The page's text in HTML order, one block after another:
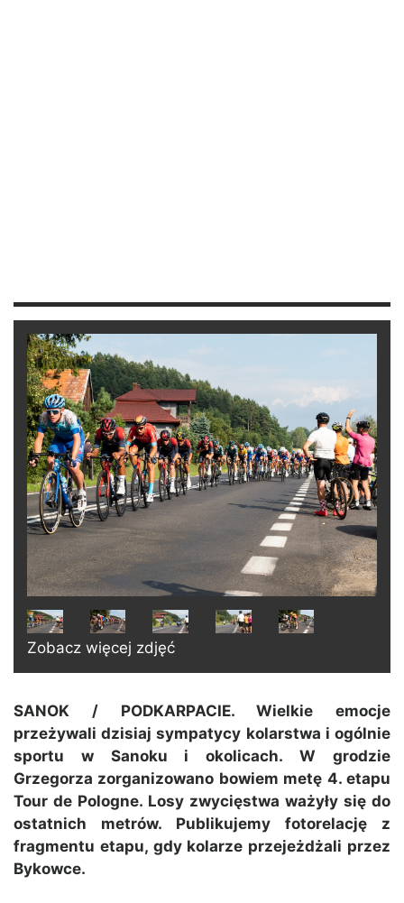
Zobacz więcej zdjęć
SANOK / PODKARPACIE. Wielkie emocje
przeżywali dzisiaj sympatycy kolarstwa i ogólnie
sportu w Sanoku i okolicach. W grodzie
Grzegorza zorganizowano bowiem metę 4. etapu
Tour de Pologne. Losy zwycięstwa ważyły się do
ostatnich metrów. Publikujemy fotorelację z
fragmentu etapu, gdy kolarze przejeżdżali przez
Bykowce.